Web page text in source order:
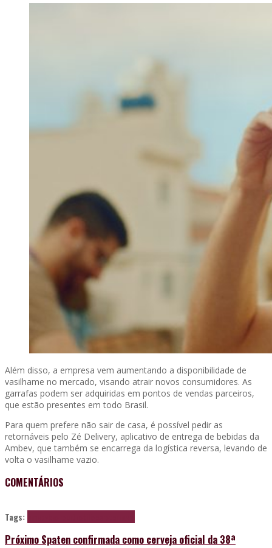
Além disso, a empresa vem aumentando a disponibilidade de
vasilhame no mercado, visando atrair novos consumidores. As
garrafas podem ser adquiridas em pontos de vendas parceiros,
que estão presentes em todo Brasil.
Para quem prefere não sair de casa, é possível pedir as
retornáveis pelo Zé Delivery, aplicativo de entrega de bebidas da
Ambev, que também se encarrega da logística reversa, levando de
volta o vasilhame vazio.
COMENTÁRIOS
Tags:
Próximo Spaten confirmada como cerveja oficial da 38ª